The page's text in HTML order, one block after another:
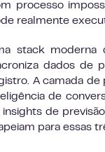
processo
realmente
stack moderna
dados de
A camada
de
insights de
para essas